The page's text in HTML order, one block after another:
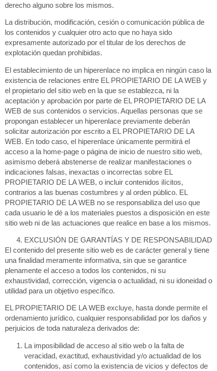
derecho alguno sobre los mismos.
La distribución, modificación, cesión o comunicación pública de
los contenidos y cualquier otro acto que no haya sido
expresamente autorizado por el titular de los derechos de
explotación quedan prohibidas.
El establecimiento de un hiperenlace no implica en ningún caso la
existencia de relaciones entre EL PROPIETARIO DE LA WEB y
el propietario del sitio web en la que se establezca, ni la
aceptación y aprobación por parte de EL PROPIETARIO DE LA
WEB de sus contenidos o servicios. Aquellas personas que se
propongan establecer un hiperenlace previamente deberán
solicitar autorización por escrito a EL PROPIETARIO DE LA
WEB. En todo caso, el hiperenlace únicamente permitirá el
acceso a la home-page o página de inicio de nuestro sitio web,
asimismo deberá abstenerse de realizar manifestaciones o
indicaciones falsas, inexactas o incorrectas sobre EL
PROPIETARIO DE LA WEB, o incluir contenidos ilícitos,
contrarios a las buenas costumbres y al orden público. EL
PROPIETARIO DE LA WEB no se responsabiliza del uso que
cada usuario le dé a los materiales puestos a disposición en este
sitio web ni de las actuaciones que realice en base a los mismos.
EXCLUSIÓN DE GARANTÍAS Y DE RESPONSABILIDAD
El contenido del presente sitio web es de carácter general y tiene
una finalidad meramente informativa, sin que se garantice
plenamente el acceso a todos los contenidos, ni su
exhaustividad, corrección, vigencia o actualidad, ni su idoneidad o
utilidad para un objetivo específico.
EL PROPIETARIO DE LA WEB excluye, hasta donde permite el
ordenamiento jurídico, cualquier responsabilidad por los daños y
perjuicios de toda naturaleza derivados de:
La imposibilidad de acceso al sitio web o la falta de
veracidad, exactitud, exhaustividad y/o actualidad de los
contenidos, así como la existencia de vicios y defectos de